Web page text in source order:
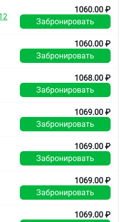
контрацепции не заменяет
передающихся половым
левоноргестрела в дозе
женщин с существующими
или
тромбозам,
в семейном
до наступления первой
исключительных случаях (в
1060.00 ₽
Забронировать
1060.00 ₽
Забронировать
1068.00 ₽
Забронировать
1069.00 ₽
Забронировать
1069.00 ₽
Забронировать
1069.00 ₽
Забронировать
1069.00 ₽